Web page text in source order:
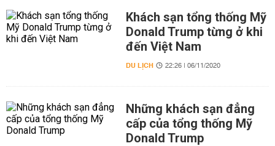
Khách sạn tổng thống Mỹ
Donald Trump từng ở khi
đến Việt Nam
DU LỊCH 22:26 | 06/11/2020
Những khách sạn đẳng
cấp của tổng thống Mỹ
Donald Trump